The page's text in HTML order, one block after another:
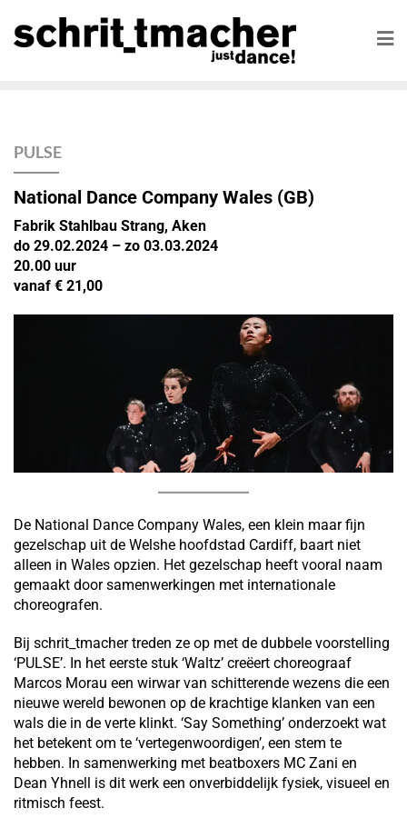
PULSE
National Dance Company Wales (GB)
Fabrik Stahlbau Strang, Aken
do 29.02.2024 – zo 03.03.2024
20.00 uur
vanaf € 21,00
De National Dance Company Wales, een klein maar fijn
gezelschap uit de Welshe hoofdstad Cardiff, baart niet
alleen in Wales opzien. Het gezelschap heeft vooral naam
gemaakt door samenwerkingen met internationale
choreografen.
Bij schrit_tmacher treden ze op met de dubbele voorstelling
‘PULSE’. In het eerste stuk ‘Waltz’ creëert choreograaf
Marcos Morau een wirwar van schitterende wezens die een
nieuwe wereld bewonen op de krachtige klanken van een
wals die in de verte klinkt. ‘Say Something’ onderzoekt wat
het betekent om te ‘vertegenwoordigen’, een stem te
hebben. In samenwerking met beatboxers MC Zani en
Dean Yhnell is dit werk een onverbiddelijk fysiek, visueel en
ritmisch feest.